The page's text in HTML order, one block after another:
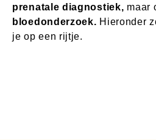
prenatale diagnostiek, maar
bloedonderzoek. Hieronder
je op een rijtje.